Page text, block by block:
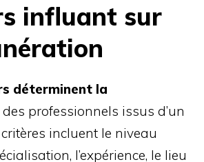
influant sur
déterminent la
des professionnels issus d’un
critères incluent le niveau
l’expérience, le lieu